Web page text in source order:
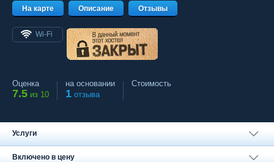
На карте Описание Отзывы
Wi-Fi
Оценка
7.5 из 10
на основании
1 отзыва
Стоимость
Услуги
Включено в цену
Как оплатить
Контакты
Наши группы
Москва
+7 (495) 646-74-40